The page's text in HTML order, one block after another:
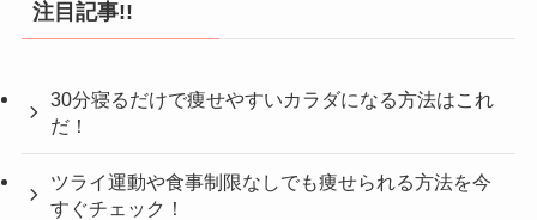
注目記事!!
30分寝るだけで痩せやすいカラダになる方法はこれ
だ！
ツライ運動や食事制限なしでも痩せられる方法を今
すぐチェック！